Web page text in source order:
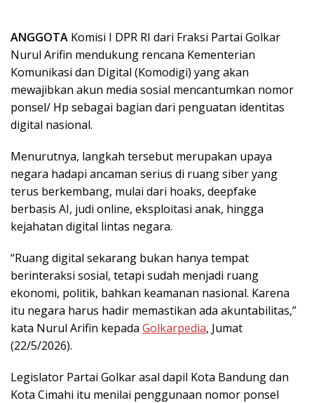
ANGGOTA Komisi I DPR RI dari Fraksi Partai Golkar
Nurul Arifin mendukung rencana Kementerian
Komunikasi dan Digital (Komodigi) yang akan
mewajibkan akun media sosial mencantumkan nomor
ponsel/ Hp sebagai bagian dari penguatan identitas
digital nasional.
Menurutnya, langkah tersebut merupakan upaya
negara hadapi ancaman serius di ruang siber yang
terus berkembang, mulai dari hoaks, deepfake
berbasis AI, judi online, eksploitasi anak, hingga
kejahatan digital lintas negara.
“Ruang digital sekarang bukan hanya tempat
berinteraksi sosial, tetapi sudah menjadi ruang
ekonomi, politik, bahkan keamanan nasional. Karena
itu negara harus hadir memastikan ada akuntabilitas,”
kata Nurul Arifin kepada Golkarpedia, Jumat
(22/5/2026).
Legislator Partai Golkar asal dapil Kota Bandung dan
Kota Cimahi itu menilai penggunaan nomor ponsel